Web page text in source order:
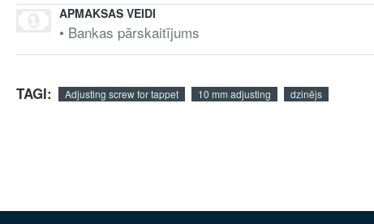
APMAKSAS VEIDI
• Bankas pārskaitījums
TAGI: Adjusting screw for tappet 10 mm adjusting dzinējs